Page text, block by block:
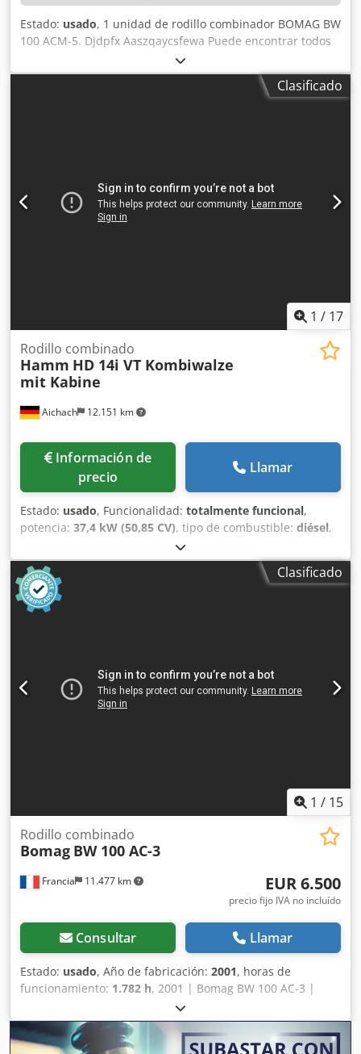
Estado: usado, 1 unidad de rodillo combinador BOMAG BW
100 ACM-5. Djdpfx Aaszqaycsfewa Puede encontrar todos
los datos técnicos del artículo que se subasta en la sección
«Documentos» en formato PDF, disponible para descargar.
Color: como se muestra en las imágenes, de acuerdo con
Clasificado
1 / 17
Aichach 12.151 km
Rodillo combinado
Hamm HD 14i VT Kombiwalze
mit Kabine
Información de
precio
Llamar
Estado: usado, Funcionalidad: totalmente funcional,
potencia: 37,4 kW (50,85 CV), tipo de combustible: diésel,
, Año de fabricación:
funcionamiento:1.400 h, Hamm HD14 i VT rodillo
combinado Año 2021 1400 horas 3795-5250 kg 37,4 kW
2400-3320 kg Rueda cortadora de bordes Cabina con
puertas Asiento calefactado Dsdpezmf Nzefx Aafewa
Clasificado
1 / 15
Francia 11.477 km
Rodillo combinado
Bomag BW 100 AC-3
EUR 6.500
precio fijo IVA no incluído
Consultar Llamar
Estado: usado, Año de fabricación: 2001, horas de
funcionamiento: 1.782 h, 2001 | Bomag BW 100 AC-3 |
Rodillo compactador combinado usado | 1782 horas
Dodszcp Sgspfx Aafjwa 📍Ubicación: Francia 🚛 Entrega
disponible a su destino: ¡utilice nuestra calculadora de